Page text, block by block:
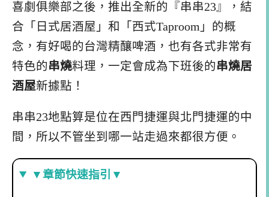
喜劇俱樂部之後，推出全新的『串串23』，結
合「日式居酒屋」和「西式Taproom」的概
念，有好喝的台灣精釀啤酒，也有各式非常有
特色的串燒料理，一定會成為下班後的串燒居
酒屋新據點！
串串23地點算是位在西門捷運與北門捷運的中
間，所以不管坐到哪一站走過來都很方便。
▼章節快速指引▼